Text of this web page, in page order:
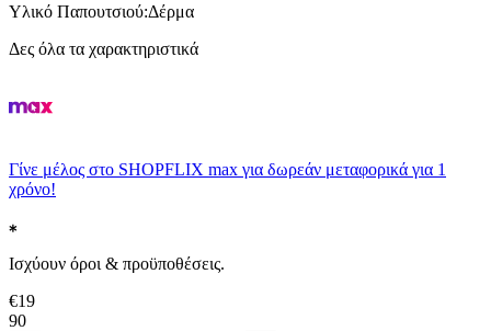
Υλικό Παπουτσιού:Δέρμα
Δες όλα τα χαρακτηριστικά
Γίνε μέλος στο SHOPFLIX max για δωρεάν μεταφορικά για 1
χρόνο!
Ισχύουν όροι & προϋποθέσεις.
€19
90